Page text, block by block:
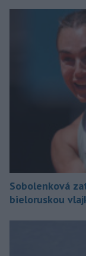
Sobolenková
bieloruskou